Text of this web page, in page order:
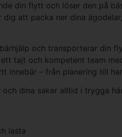
din flytt och löser den på
dig att packa ner dina
och transporterar din
tajt och kompetent team
innebär – från planering till
dina saker alltid i trygga
lasta